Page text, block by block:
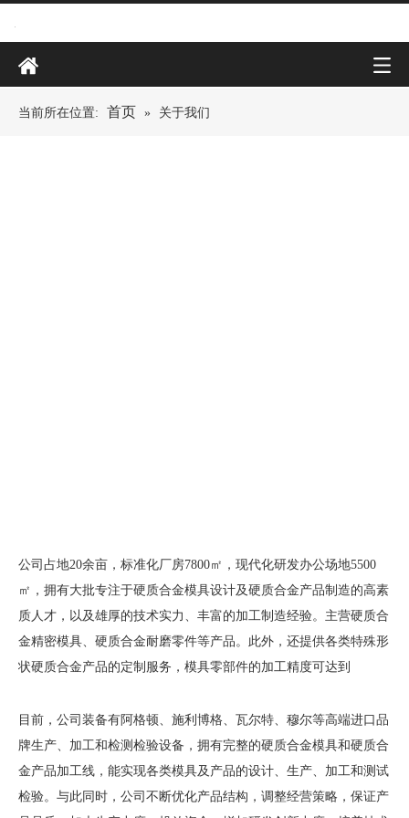
当前所在位置: 首页 » 关于我们
公司占地20余亩，标准化厂房7800㎡，现代化研发办公场地5500
㎡，拥有大批专注于硬质合金模具设计及硬质合金产品制造的高素
质人才，以及雄厚的技术实力、丰富的加工制造经验。主营硬质合
金精密模具、硬质合金耐磨零件等产品。此外，还提供各类特殊形
状硬质合金产品的定制服务，模具零部件的加工精度可达到
航天等领域。
目前，公司装备有阿格顿、施利博格、瓦尔特、穆尔等高端进口品
牌生产、加工和检测检验设备，拥有完整的硬质合金模具和硬质合
金产品加工线，能实现各类模具及产品的设计、生产、加工和测试
检验。与此同时，公司不断优化产品结构，调整经营策略，保证产